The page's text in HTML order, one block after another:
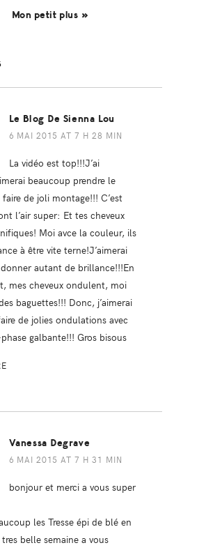
Mon petit plus »
Le Blog De Sienna Lou
6 MAI 2015 AT 7 H 28 MIN
La vidéo est top!!!J’ai
beaucoup prendre le
de joli montage!!! C’est
l’air super: Et tes cheveux
Moi avce la couleur, ils
à être vite terne!J’aimerai
autant de brillance!!!En
mes cheveux ondulent, moi
baguettes!!! Donc, j’aimerai
de jolies ondulations avec
galbante!!! Gros bisous
Vanessa Degrave
6 MAI 2015 AT 7 H 31 MIN
bonjour et merci a vous super
les Tresse épi de blé en
belle semaine a vous